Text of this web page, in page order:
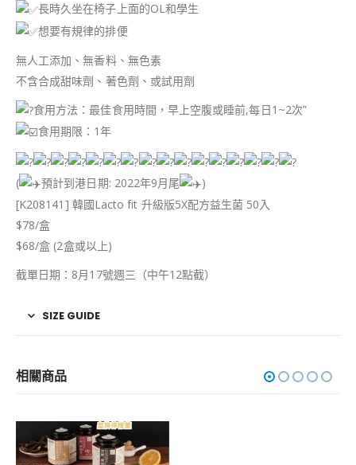
長時久坐在椅子上面的OL和學生
想要有規律的排便
無人工添加、無香料、無色素
不含合成甜味劑、著色劑、或試用劑
食用方法：最佳食用時間，早上空腹或睡前,每日1~2次”
食用期限：1年
( 預計到港日期: 2022年9月尾
)
[K208141] 韓國Lacto fit 升級版5X配方益生菌 50入
$78/盒
$68/盒 (2盒或以上)
截單日期：8月17號週三（中午12點截）
SIZE GUIDE
相關商品